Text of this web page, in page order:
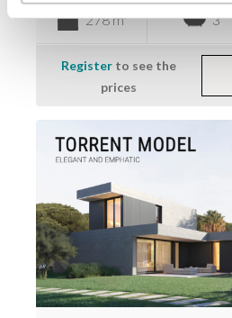
278 m² 3
Register to see the
prices